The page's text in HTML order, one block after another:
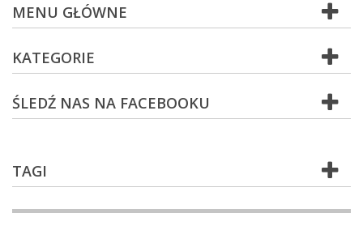
MENU GŁÓWNE
KATEGORIE
ŚLEDŹ NAS NA FACEBOOKU
TAGI